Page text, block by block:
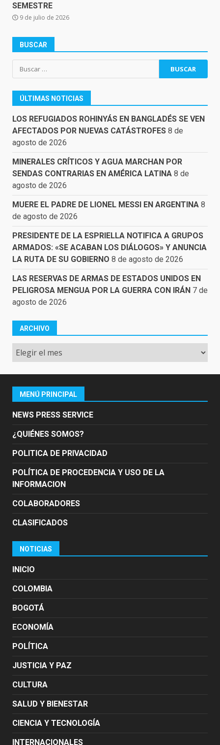
SEMESTRE
9 de julio de 2026
BUSCAR
Buscar:
ÚLTIMAS NOTICIAS
LOS REFUGIADOS ROHINYÁS EN BANGLADÉS SE VEN
AFECTADOS POR NUEVAS CATÁSTROFES 8 de
agosto de 2026
MINERALES CRÍTICOS Y AGUA MARCHAN POR
SENDAS CONTRARIAS EN AMÉRICA LATINA 8 de
agosto de 2026
MUERE EL PADRE DE LIONEL MESSI EN ARGENTINA 8
de agosto de 2026
PRESIDENTE DE LA ESPRIELLA NOTIFICA A GRUPOS
ARMADOS: «SE ACABAN LOS DIÁLOGOS» Y ANUNCIA
LA RUTA DE SU GOBIERNO 8 de agosto de 2026
LAS RESERVAS DE ARMAS DE ESTADOS UNIDOS EN
PELIGROSA MENGUA POR LA GUERRA CON IRÁN 7 de
agosto de 2026
ARCHIVO
Archivo
MENÚ PRINCIPAL
NEWS PRESS SERVICE
¿QUIÉNES SOMOS?
POLITICA DE PRIVACIDAD
POLÍTICA DE PROCEDENCIA Y USO DE LA
INFORMACION
COLABORADORES
CLASIFICADOS
NOTICIAS
INICIO
COLOMBIA
BOGOTÁ
ECONOMÍA
POLÍTICA
JUSTICIA Y PAZ
CULTURA
SALUD Y BIENESTAR
CIENCIA Y TECNOLOGÍA
INTERNACIONALES